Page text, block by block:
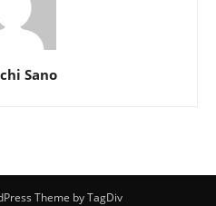
Sano
Theme by TagDiv